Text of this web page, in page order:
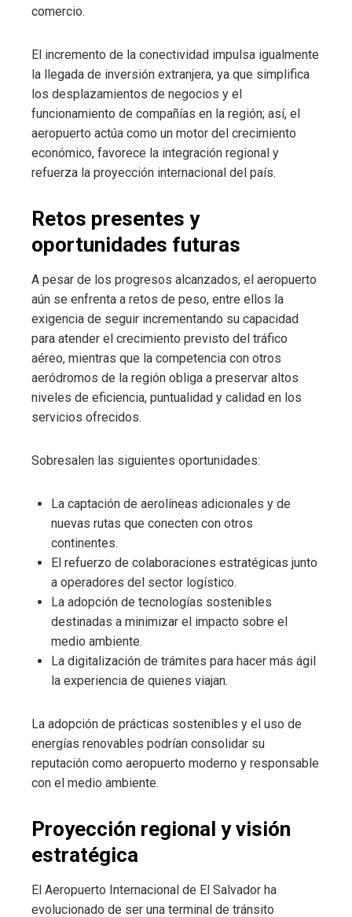
comercio.
El incremento de la conectividad impulsa igualmente
la llegada de inversión extranjera, ya que simplifica
los desplazamientos de negocios y el
funcionamiento de compañías en la región; así, el
aeropuerto actúa como un motor del crecimiento
económico, favorece la integración regional y
refuerza la proyección internacional del país.
Retos presentes y
oportunidades futuras
A pesar de los progresos alcanzados, el aeropuerto
aún se enfrenta a retos de peso, entre ellos la
exigencia de seguir incrementando su capacidad
para atender el crecimiento previsto del tráfico
aéreo, mientras que la competencia con otros
aeródromos de la región obliga a preservar altos
niveles de eficiencia, puntualidad y calidad en los
servicios ofrecidos.
Sobresalen las siguientes oportunidades:
La captación de aerolíneas adicionales y de
nuevas rutas que conecten con otros
continentes.
El refuerzo de colaboraciones estratégicas junto
a operadores del sector logístico.
La adopción de tecnologías sostenibles
destinadas a minimizar el impacto sobre el
medio ambiente.
La digitalización de trámites para hacer más ágil
la experiencia de quienes viajan.
La adopción de prácticas sostenibles y el uso de
energías renovables podrían consolidar su
reputación como aeropuerto moderno y responsable
con el medio ambiente.
Proyección regional y visión
estratégica
El Aeropuerto Internacional de El Salvador ha
evolucionado de ser una terminal de tránsito